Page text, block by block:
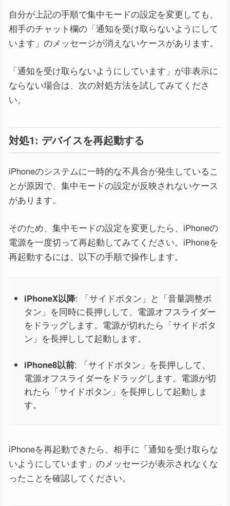
自分が上記の手順で集中モードの設定を変更しても、
相手のチャット欄の「通知を受け取らないようにして
います」のメッセージが消えないケースがあります。
「通知を受け取らないようにしています」が非表示に
ならない場合は、次の対処方法を試してみてくださ
い。
対処1: デバイスを再起動する
iPhoneのシステムに一時的な不具合が発生しているこ
とが原因で、集中モードの設定が反映されないケース
があります。
そのため、集中モードの設定を変更したら、iPhoneの
電源を一度切って再起動してみてください。iPhoneを
再起動するには、以下の手順で操作します。
iPhoneX以降: 「サイドボタン」と「音量調整ボ
タン」を同時に長押しして、電源オフスライダー
をドラッグします。電源が切れたら「サイドボタ
ン」を長押しして起動します。
iPhone8以前: 「サイドボタン」を長押しして、
電源オフスライダーをドラッグします。電源が切
れたら「サイドボタン」を長押しして起動しま
す。
iPhoneを再起動できたら、相手に「通知を受け取らな
いようにしています」のメッセージが表示されなくな
ったことを確認してください。